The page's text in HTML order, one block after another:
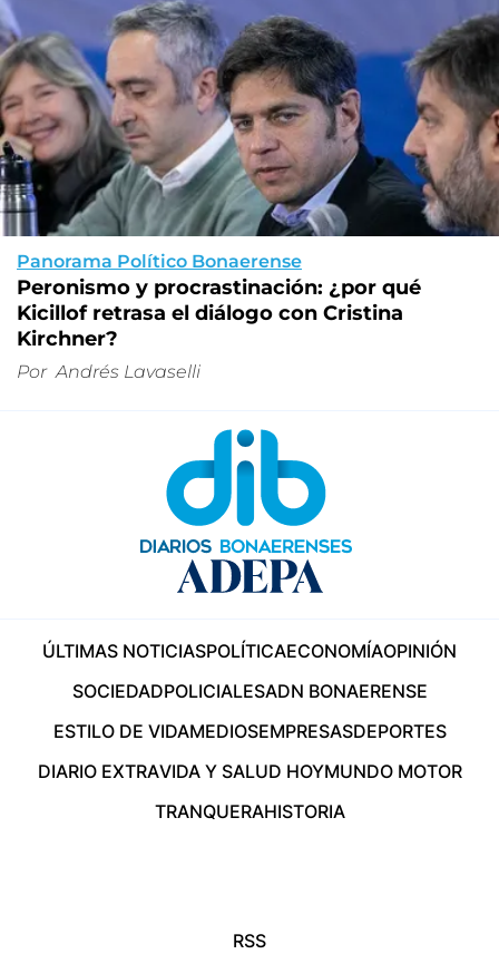
Panorama Político Bonaerense
Peronismo y procrastinación: ¿por qué
Kicillof retrasa el diálogo con Cristina
Kirchner?
Por Andrés Lavaselli
ÚLTIMAS NOTICIASPOLÍTICAECONOMÍAOPINIÓN
SOCIEDADPOLICIALESADN BONAERENSE
ESTILO DE VIDAMEDIOSEMPRESASDEPORTES
DIARIO EXTRAVIDA Y SALUD HOYMUNDO MOTOR
TRANQUERAHISTORIA
RSS